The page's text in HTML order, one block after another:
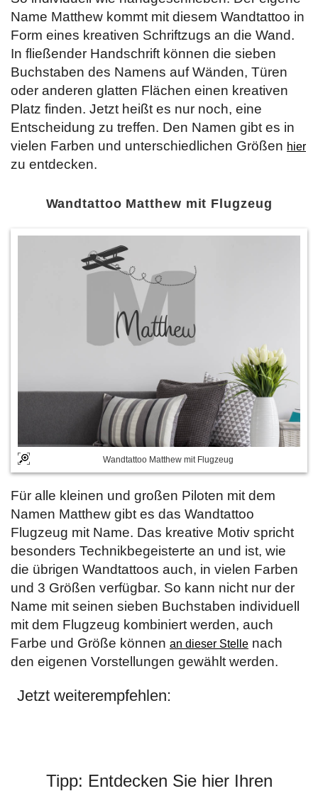
Name Matthew kommt mit diesem Wandtattoo in
Form eines kreativen Schriftzugs an die Wand.
In fließender Handschrift können die sieben
Buchstaben des Namens auf Wänden, Türen
oder anderen glatten Flächen einen kreativen
Platz finden. Jetzt heißt es nur noch, eine
Entscheidung zu treffen. Den Namen gibt es in
vielen Farben und unterschiedlichen Größen hier
zu entdecken.
Wandtattoo Matthew mit Flugzeug
Wandtattoo Matthew mit Flugzeug
Für alle kleinen und großen Piloten mit dem
Namen Matthew gibt es das Wandtattoo
Flugzeug mit Name. Das kreative Motiv spricht
besonders Technikbegeisterte an und ist, wie
die übrigen Wandtattoos auch, in vielen Farben
und 3 Größen verfügbar. So kann nicht nur der
Name mit seinen sieben Buchstaben individuell
mit dem Flugzeug kombiniert werden, auch
Farbe und Größe können an dieser Stelle nach
den eigenen Vorstellungen gewählt werden.
Jetzt weiterempfehlen:
Tipp: Entdecken Sie hier Ihren